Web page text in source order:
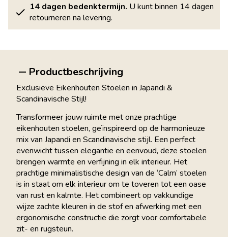
14 dagen bedenktermijn. U kunt binnen 14 dagen
retourneren na levering.
Productbeschrijving
Exclusieve Eikenhouten Stoelen in Japandi &
Scandinavische Stijl!
Transformeer jouw ruimte met onze prachtige
eikenhouten stoelen, geïnspireerd op de harmonieuze
mix van Japandi en Scandinavische stijl. Een perfect
evenwicht tussen elegantie en eenvoud, deze stoelen
brengen warmte en verfijning in elk interieur. Het
prachtige minimalistische design van de ‘Calm’ stoelen
is in staat om elk interieur om te toveren tot een oase
van rust en kalmte. Het combineert op vakkundige
wijze zachte kleuren in de stof en afwerking met een
ergonomische constructie die zorgt voor comfortabele
zit- en rugsteun.